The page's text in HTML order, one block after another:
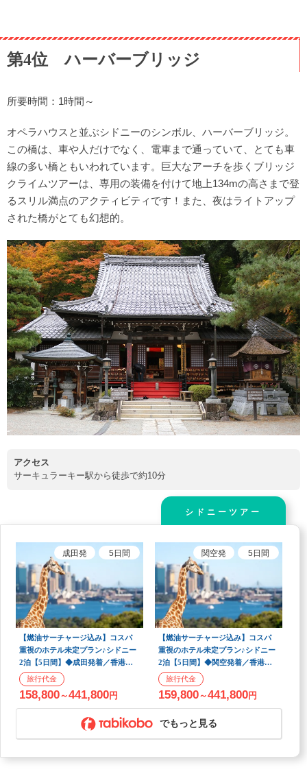
第4位 ハーバーブリッジ
所要時間：1時間～
オペラハウスと並ぶシドニーのシンボル、ハーバーブリッジ。
この橋は、車や人だけでなく、電車まで通っていて、とても車
線の多い橋ともいわれています。巨大なアーチを歩くブリッジ
クライムツアーは、専用の装備を付けて地上134mの高さまで登
るスリル満点のアクティビティです！また、夜はライトアップ
された橋がとても幻想的。
アクセス
サーキュラーキー駅から徒歩で約10分
シドニーツアー
【燃油サーチャージ込み】コスパ
重視のホテル未定プラン♪シドニー
2泊【5日間】◆成田発着／香港乗
継◆
成田発 5 日間
158,800～441,800円
【燃油サーチャージ込み】コスパ
重視のホテル未定プラン♪シドニー
2泊【5日間】◆関空発着／香港乗
継◆
関空発 5 日間
159,800～441,800円
でもっと見る